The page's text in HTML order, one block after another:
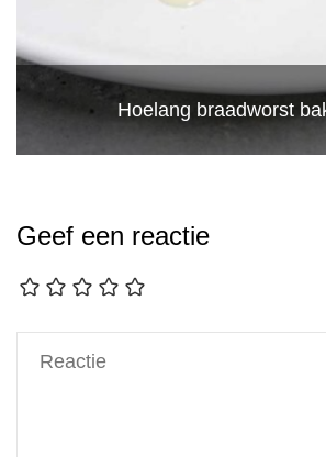
Hoelang braadworst
Geef een reactie